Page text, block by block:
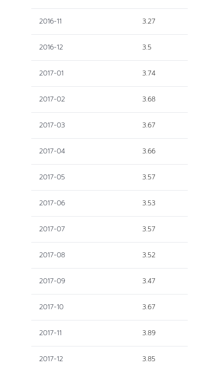
2016-11 3.27
2016-12 3.5
2017-01 3.74
2017-02 3.68
2017-03 3.67
2017-04 3.66
2017-05 3.57
2017-06 3.53
2017-07 3.57
2017-08 3.52
2017-09 3.47
2017-10 3.67
2017-11 3.89
2017-12 3.85